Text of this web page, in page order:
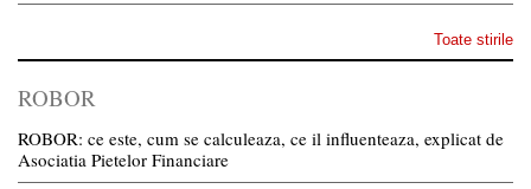
Toate stirile
ROBOR
ROBOR: ce este, cum se calculeaza, ce il influenteaza, explicat de
Asociatia Pietelor Financiare